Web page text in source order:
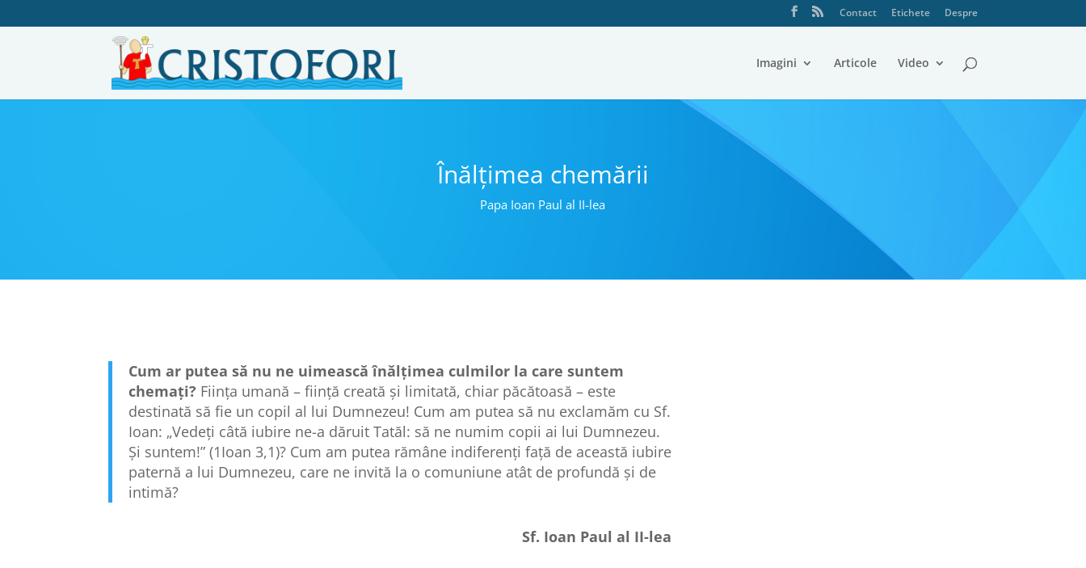
Contact Etichete Despre
Imagini Articole Video
Înălțimea chemării
Papa Ioan Paul al II-lea
Cum ar putea să nu ne uimească înălțimea culmilor la care suntem
chemați? Ființa umană – ființă creată și limitată, chiar păcătoasă – este
destinată să fie un copil al lui Dumnezeu! Cum am putea să nu exclamăm cu Sf.
Ioan: „Vedeţi câtă iubire ne-a dăruit Tatăl: să ne numim copii ai lui Dumnezeu.
Şi suntem!” (1Ioan 3,1)? Cum am putea rămâne indiferenți față de această iubire
paternă a lui Dumnezeu, care ne invită la o comuniune atât de profundă și de
intimă?
Sf. Ioan Paul al II-lea